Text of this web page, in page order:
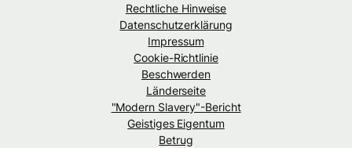
Rechtliche Hinweise
Datenschutzerklärung
Impressum
Cookie-Richtlinie
Beschwerden
Länderseite
"Modern Slavery"-Bericht
Geistiges Eigentum
Betrug